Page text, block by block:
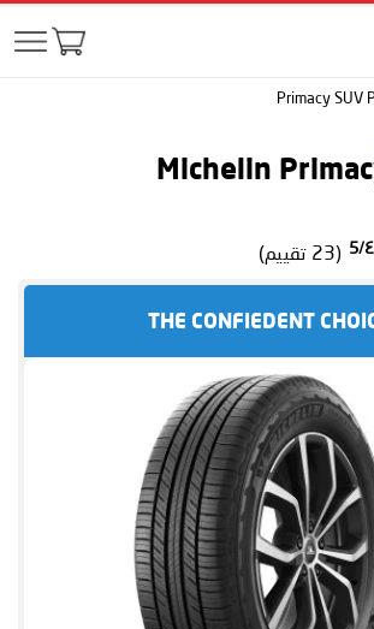
Primacy SUV
Michelin
5 (23 تقييم)
THE CONFIEDENT